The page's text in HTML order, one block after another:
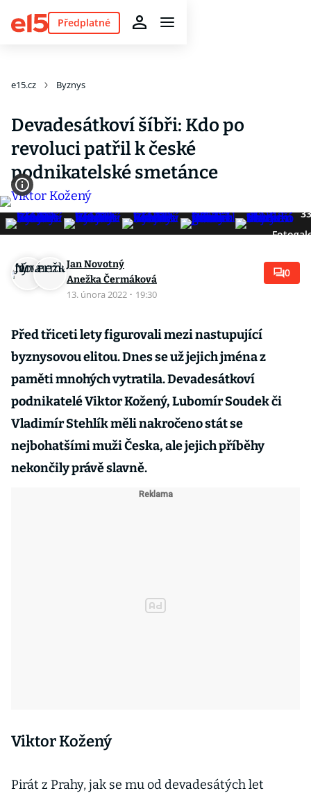
Předplatné
e15.cz Byznys
Devadesátkoví šíbři: Kdo po
revoluci patřil k české
podnikatelské smetánce
33
Jan Novotný
Anežka Čermáková
13. února 2022 · 19:30
0
Před třiceti lety figurovali mezi nastupující
byznysovou elitou. Dnes se už jejich jména z
paměti mnohých vytratila. Devadesátkoví
podnikatelé Viktor Kožený, Lubomír Soudek či
Vladimír Stehlík měli nakročeno stát se
nejbohatšími muži Česka, ale jejich příběhy
nekončily právě slavně.
Viktor Kožený
Pirát z Prahy, jak se mu od devadesátých let